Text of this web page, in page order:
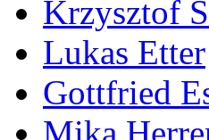
Krzysztof
Lukas Etter
Gottfried
Mika